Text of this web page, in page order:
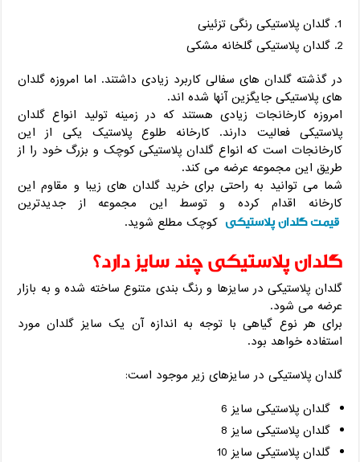
گلدان پلاستیکی رنگی تزئینی
گلدان پلاستیکی گلخانه مشکی
در گذشته گلدان های سفالی کاربرد زیادی داشتند. اما امروزه گلدان
های پلاستیکی جایگزین آنها شده اند.
امروزه کارخانجات زیادی هستند که در زمینه تولید انواع گلدان
پلاستیکی فعالیت دارند. کارخانه طلوع پلاستیک یکی از این
کارخانجات است که انواع گلدان پلاستیکی کوچک و بزرگ خود را از
طریق این مجموعه عرضه می کند.
شما می توانید به راحتی برای خرید گلدان های زیبا و مقاوم این
کارخانه اقدام کرده و توسط این مجموعه از جدیدترین
قیمت گلدان پلاستیکی کوچک مطلع شوید.
گلدان پلاستیکی چند سایز دارد؟
گلدان پلاستیکی در سایزها و رنگ بندی متنوع ساخته شده و به بازار
عرضه می شود.
برای هر نوع گیاهی با توجه به اندازه آن یک سایز گلدان مورد
استفاده خواهد بود.
گلدان پلاستیکی در سایزهای زیر موجود است:
گلدان پلاستیکی سایز 6
گلدان پلاستیکی سایز 8
گلدان پلاستیکی سایز 10